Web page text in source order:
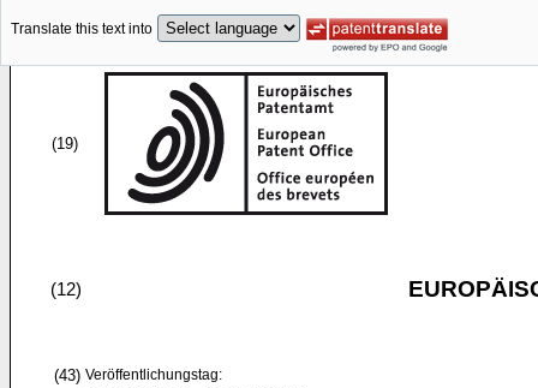
Translate this text into
(19)
(12)
(43) Veröffentlichungstag: